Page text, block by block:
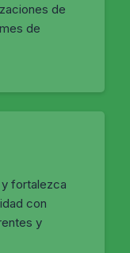
de
de
fortalezca
con
y